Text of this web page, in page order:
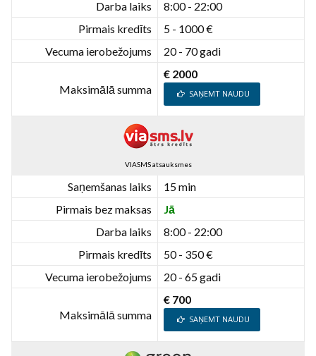
Darba laiks
8:00 - 22:00
Pirmais kredīts
5 - 1000 €
Vecuma ierobežojums
20 - 70 gadi
Maksimālā summa
€ 2000
SAŅEMT NAUDU
VIASMS atsauksmes
Saņemšanas laiks
15 min
Pirmais bez maksas
Jā
Darba laiks
8:00 - 22:00
Pirmais kredīts
50 - 350 €
Vecuma ierobežojums
20 - 65 gadi
Maksimālā summa
€ 700
SAŅEMT NAUDU